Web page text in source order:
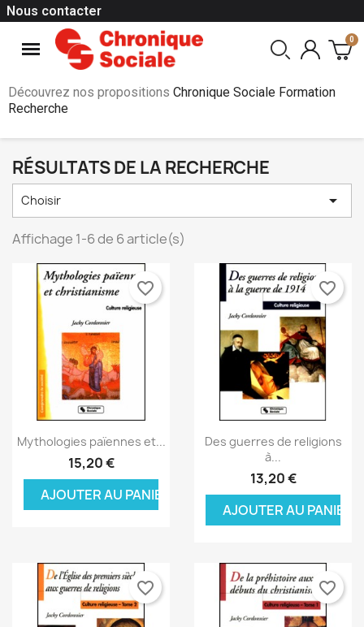
Nous contacter
Découvrez nos propositions Chronique Sociale Formation
Recherche
RÉSULTATS DE LA RECHERCHE
Choisir 
Affichage 1-6 de 6 article(s)
Aperçu rapide
Mythologies païennes et...
15,20 €
AJOUTER AU PANIER
favorite_border
Aperçu rapide
Des guerres de religions
à...
13,20 €
AJOUTER AU PANIER
favorite_border
favorite_border favorite_border